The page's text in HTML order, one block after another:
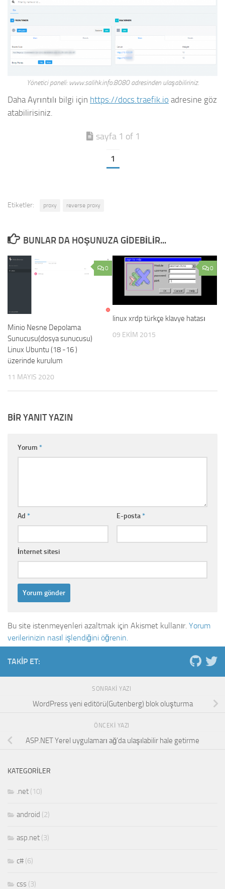
Yönetici paneli: www.salihk.info:8080 adresinden ulaşabiliriniz.
Daha Ayrıntılı bilgi için https://docs.traefik.io adresine göz
atabilirisiniz.
sayfa 1 of 1
1
Etiketler: proxy reverse proxy
BUNLAR DA HOŞUNUZA GIDEBILIR...
0
Minio Nesne Depolama
Sunucusu(dosya sunucusu)
Linux Ubuntu (18 -16 )
üzerinde kurulum
11 MAYIS 2020
0
linux xrdp türkçe klavye hatası
09 EKIM 2015
BIR YANIT YAZIN
Yorum *
Ad * E-posta*
İnternet sitesi
Bu site istenmeyenleri azaltmak için Akismet kullanır. Yorum
verilerinizin nasıl işlendiğini öğrenin.
TAKIP ET:
SONRAKI YAZI
WordPress yeni editörü(Gutenberg) blok oluşturma
ÖNCEKI YAZI
ASP.NET Yerel uygulamarı ağ’da ulaşılabilir hale getirme
KATEGORILER
.net (10)
android (2)
asp.net (3)
c# (6)
css (3)